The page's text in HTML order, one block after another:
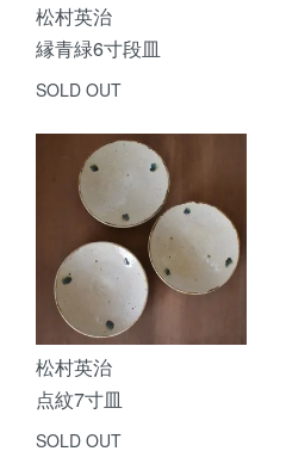
松村英治
縁青緑6寸段皿
SOLD OUT
松村英治
点紋7寸皿
SOLD OUT